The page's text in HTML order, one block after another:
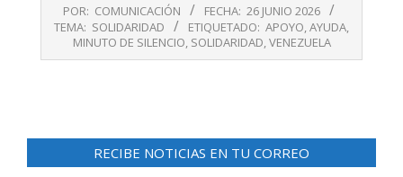
06-
POR: COMUNICACIÓN FECHA: 26 JUNIO 2026
TEMA: SOLIDARIDAD ETIQUETADO: APOYO,AYUDA,
MINUTO DE SILENCIO, SOLIDARIDAD,VENEZUELA
RECIBE NOTICIAS EN TU CORREO